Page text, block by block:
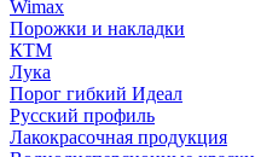
Wimax
Порожки и накладки
КТМ
Лука
Порог гибкий Идеал
Русский профиль
Лакокрасочная продукция